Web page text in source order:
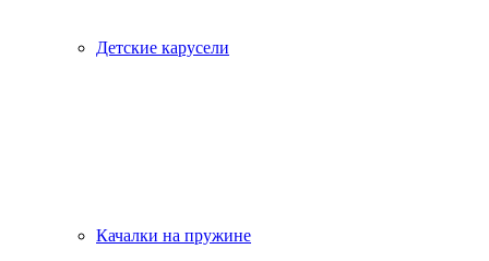
Детские карусели
Качалки на пружине